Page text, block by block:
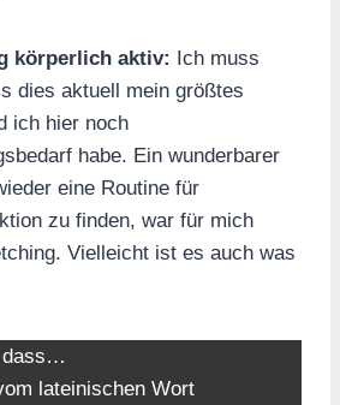
körperlich aktiv: Ich muss
dies aktuell mein größtes
ich hier noch
habe. Ein wunderbarer
eine Routine für
zu finden, war für mich
Vielleicht ist es auch was
dass…
lateinischen Wort